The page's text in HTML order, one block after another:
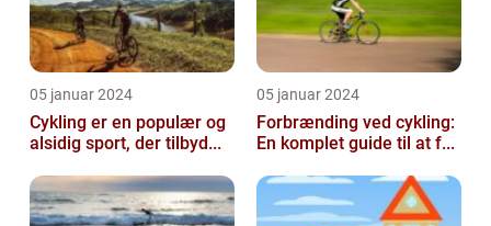
05 januar 2024
Cykling er en populær og
alsidig sport, der tilbyd...
05 januar 2024
Forbrænding ved cykling:
En komplet guide til at f...